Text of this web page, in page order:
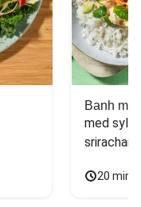
Banh mi-
med
20